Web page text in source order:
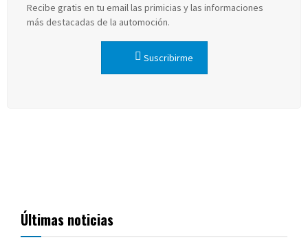
Recibe gratis en tu email las primicias y las informaciones
más destacadas de la automoción.
Suscribirme
Últimas noticias